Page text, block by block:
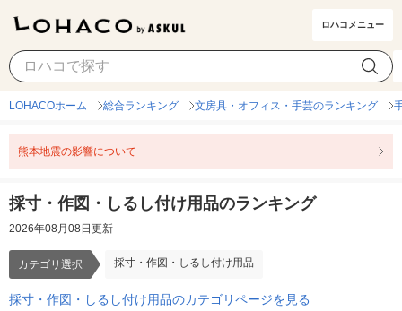
ロハコメニュー
採寸・作図・しるし付け用品 カテゴリ選択
LOHACOホーム 総合ランキング 文房具・オフィス・手芸のランキング
熊本地震の影響について
採寸・作図・しるし付け用品のランキング
2026年08月08日更新
カテゴリ選択 採寸・作図・しるし付け用品
採寸・作図・しるし付け用品のカテゴリページを見る